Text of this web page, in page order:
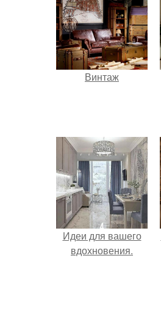
Винтаж
Идеи для вашего
вдохновения.